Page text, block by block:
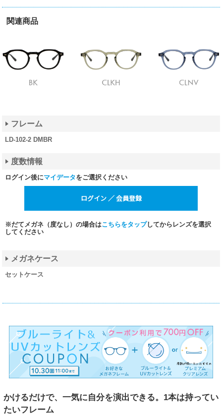
関連商品
フレーム
LD-102-2 DMBR
度数情報
ログイン後にマイデータをご選択ください
※だてメガネ（度なし）の場合はこちらをタップしてからレンズを選択
してください
メガネケース
セットケース
かけるだけで、一気に自分を演出できる。1本は持ってい
たいフレーム